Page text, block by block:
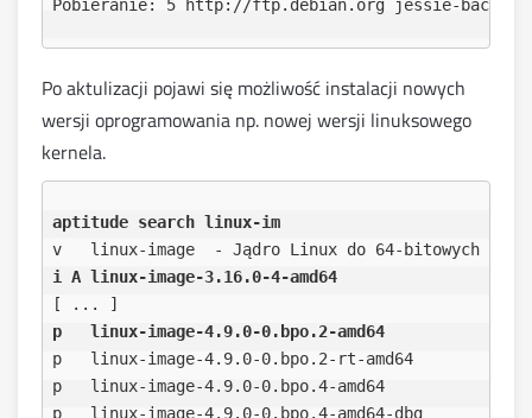
Po aktulizacji pojawi się możliwość instalacji nowych
wersji oprogramowania np. nowej wersji linuksowego
kernela.
aptitude search linux-im
i A linux-image-3.16.0-4-amd64
p   linux-image-4.9.0-0.bpo.2-amd64
p   linux-image-4.9.0-0.bpo.2-rt-
p   linux-image-4.9.0-
p   linux-image-4.9.0-0.bpo.4-